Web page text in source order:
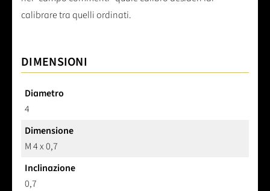
calibrare tra quelli ordinati.
DIMENSIONI
Diametro
4
Dimensione
M 4 x 0,7
Inclinazione
0,7